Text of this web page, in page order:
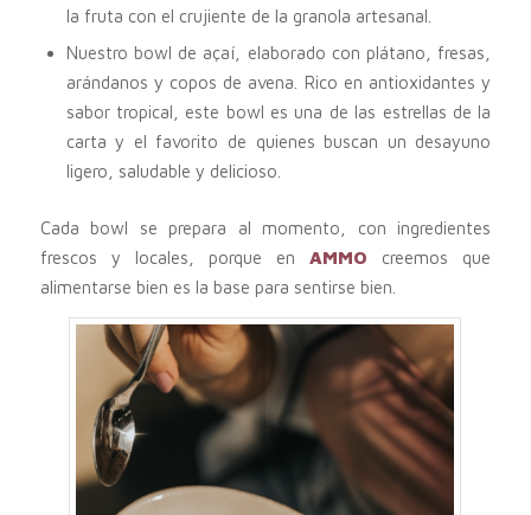
la fruta con el crujiente de la granola artesanal.
Nuestro bowl de açaí, elaborado con plátano, fresas,
arándanos y copos de avena. Rico en antioxidantes y
sabor tropical, este bowl es una de las estrellas de la
carta y el favorito de quienes buscan un desayuno
ligero, saludable y delicioso.
Cada bowl se prepara al momento, con ingredientes
frescos y locales, porque enAMMO creemos que
alimentarse bien es la base para sentirse bien.